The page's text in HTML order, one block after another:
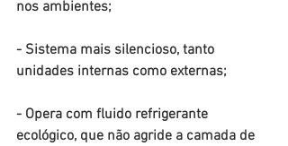
nos ambientes;
- Sistema mais silencioso, tanto
unidades internas como externas;
- Opera com fluido refrigerante
ecológico, que não agride a camada de